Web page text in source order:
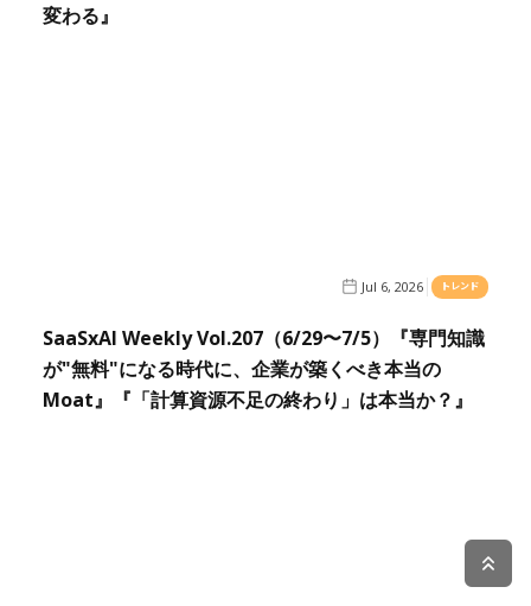
変わる』
Jul 6, 2026 トレンド
SaaSxAI Weekly Vol.207（6/29〜7/5）『専門知識
が"無料"になる時代に、企業が築くべき本当の
Moat』『「計算資源不足の終わり」は本当か？』